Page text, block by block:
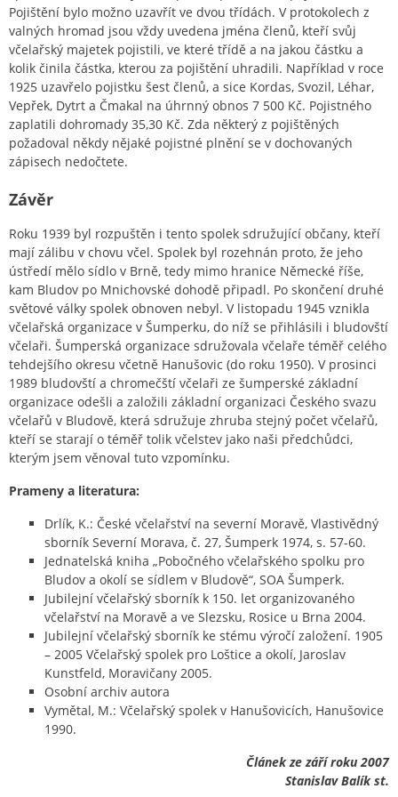
Pojištění bylo možno uzavřít ve dvou třídách. V protokolech z
valných hromad jsou vždy uvedena jména členů, kteří svůj
včelařský majetek pojistili, ve které třídě a na jakou částku a
kolik činila částka, kterou za pojištění uhradili. Například v roce
1925 uzavřelo pojistku šest členů, a sice Kordas, Svozil, Léhar,
Vepřek, Dytrt a Čmakal na úhrnný obnos 7 500 Kč. Pojistného
zaplatili dohromady 35,30 Kč. Zda některý z pojištěných
požadoval někdy nějaké pojistné plnění se v dochovaných
zápisech nedočtete.
Závěr
Roku 1939 byl rozpuštěn i tento spolek sdružující občany, kteří
mají zálibu v chovu včel. Spolek byl rozehnán proto, že jeho
ústředí mělo sídlo v Brně, tedy mimo hranice Německé říše,
kam Bludov po Mnichovské dohodě připadl. Po skončení druhé
světové války spolek obnoven nebyl. V listopadu 1945 vznikla
včelařská organizace v Šumperku, do níž se přihlásili i bludovští
včelaři. Šumperská organizace sdružovala včelaře téměř celého
tehdejšího okresu včetně Hanušovic (do roku 1950). V prosinci
1989 bludovští a chromečští včelaři ze šumperské základní
organizace odešli a založili základní organizaci Českého svazu
včelařů v Bludově, která sdružuje zhruba stejný počet včelařů,
kteří se starají o téměř tolik včelstev jako naši předchůdci,
kterým jsem věnoval tuto vzpomínku.
Prameny a literatura:
Drlík, K.: České včelařství na severní Moravě, Vlastivědný
sborník Severní Morava, č. 27, Šumperk 1974, s. 57-60.
Jednatelská kniha „Pobočného včelařského spolku pro
Bludov a okolí se sídlem v Bludově“, SOA Šumperk.
Jubilejní včelařský sborník k 150. let organizovaného
včelařství na Moravě a ve Slezsku, Rosice u Brna 2004.
Jubilejní včelařský sborník ke stému výročí založení. 1905
– 2005 Včelařský spolek pro Loštice a okolí, Jaroslav
Kunstfeld, Moravičany 2005.
Osobní archiv autora
Vymětal, M.: Včelařský spolek v Hanušovicích, Hanušovice
1990.
Článek ze září roku 2007
Stanislav Balík st.